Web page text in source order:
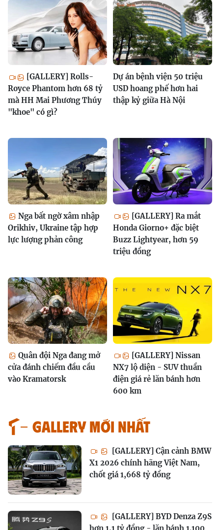
[GALLERY] Rolls-
Royce Phantom hơn 68 tỷ
mà HH Mai Phương Thúy
"khoe" có gì?
Dự án bệnh viện 50 triệu
USD hoang phế hơn hai
thập kỷ giữa Hà Nội
Nga bất ngờ xâm nhập
Orikhiv, Ukraine tập hợp
lực lượng phản công
[GALLERY] Ra mắt
Honda Giorno+ đặc biệt
Buzz Lightyear, hơn 59
triệu đồng
Quân đội Nga đang mở
cửa đánh chiếm đầu cầu
vào Kramatorsk
[GALLERY] Nissan
NX7 lộ diện - SUV thuần
điện giá rẻ lăn bánh hơn
600 km
GALLERY MỚI NHẤT
[GALLERY] Cận cảnh BMW
X1 2026 chính hãng Việt Nam,
chốt giá 1,668 tỷ đồng
[GALLERY] BYD Denza Z9S
hơn 1,1 tỷ đồng - lăn bánh 1.100